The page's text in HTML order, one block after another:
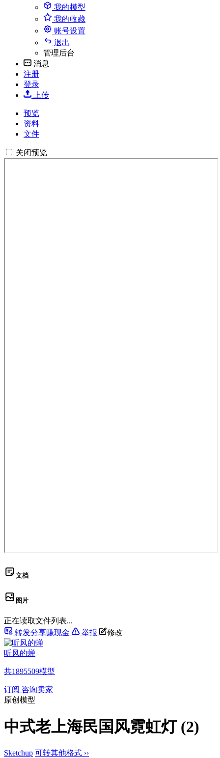
我的模型
我的收藏
账号设置
退出
管理后台
消息
注册
登录
上传
预览
资料
文件
关闭预览
文档
图片
正在读取文件列表...
转发分享赚现金
举报 修改
听风的蝉
共1895509模型
订阅 咨询卖家
原创模型
中式老上海民国风霓虹灯 (2)
Sketchup 可转其他格式 ››